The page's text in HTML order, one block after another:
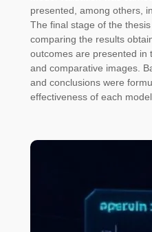
presented, among others,
The final stage of the
comparing the results
outcomes are presented in
and comparative images.
and conclusions were
effectiveness of each model.